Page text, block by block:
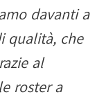
davanti a
qualità, che
al
roster a